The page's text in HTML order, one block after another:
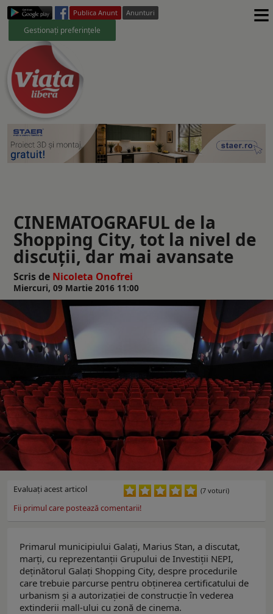
Publica Anunt Anunturi
Gestionați preferințele ≡
CINEMATOGRAFUL de la
Shopping City, tot la nivel de
discuţii, dar mai avansate
Scris de Nicoleta Onofrei
Miercuri, 09 Martie 2016 11:00
Evaluaţi acest articol (7 voturi)
Fii primul care postează comentarii!
Primarul municipiului Galați, Marius Stan, a discutat,
marţi, cu reprezentanții Grupului de Investiții NEPI,
deținătorul Galați Shopping City, despre procedurile
care trebuie parcurse pentru obținerea certificatului de
urbanism și a autorizației de construcție în vederea
extinderii mall-ului cu zonă de cinema.